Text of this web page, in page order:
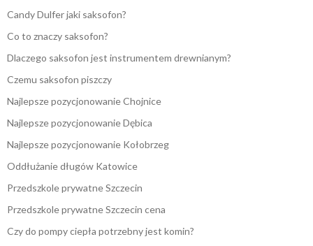
Candy Dulfer jaki saksofon?
Co to znaczy saksofon?
Dlaczego saksofon jest instrumentem drewnianym?
Czemu saksofon piszczy
Najlepsze pozycjonowanie Chojnice
Najlepsze pozycjonowanie Dębica
Najlepsze pozycjonowanie Kołobrzeg
Oddłużanie długów Katowice
Przedszkole prywatne Szczecin
Przedszkole prywatne Szczecin cena
Czy do pompy ciepła potrzebny jest komin?